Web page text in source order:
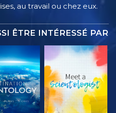
au travail ou chez eux.
ÊTRE INTÉRESSÉ PAR